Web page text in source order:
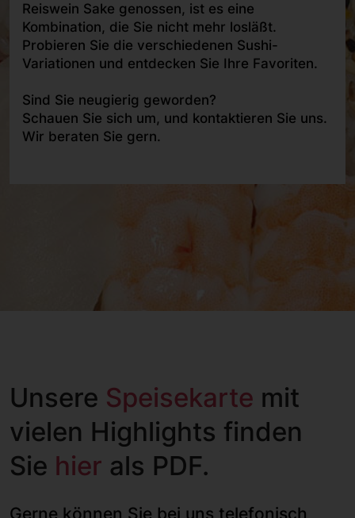
Reiswein Sake genossen, ist es eine
Kombination, die Sie nicht mehr losläßt.
Probieren Sie die verschiedenen Sushi-
Variationen und entdecken Sie Ihre Favoriten.
Sind Sie neugierig geworden?
Schauen Sie sich um, und kontaktieren Sie uns.
Wir beraten Sie gern.
Unsere Speisekarte mit
vielen Highlights finden
Sie hier als PDF.
Gerne können Sie bei uns telefonisch